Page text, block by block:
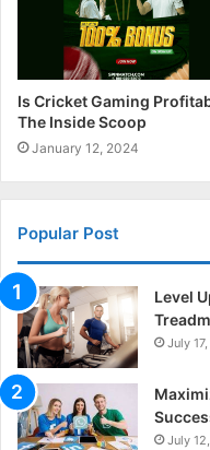
Is Cricket Gaming
The Inside Scoop
January 12, 2024
Popular Post
Level
July
July